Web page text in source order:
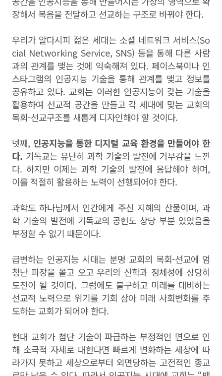
장해서 복음을 전달하고 선교하는 구조로 바꿔야 한다.
우리가 알다시피 젊은 세대는 소셜 네트워크 서비스(So
cial Networking Service, SNS) 등을 통해 다른 사람
과의 관계를 맺는 것에 익숙해져 있다. 페이스북이나 인
스타그램의 인공지능 기술을 통해 관계를 맺고 정보를
공유하고 있다. 교회는 이러한 인공지능이 갖는 기술을
활용하여 선교적 공간을 만들고 각 세대에 맞는 교회의
목회-선교구조를 새롭게 디자인해야 할 것이다.
넷째, 인공지능을 통한 디지털 교육 환경을 만들어야 한
다. 기독교는 유난히 과학 기술의 발전에 거부감을 느낀
다. 하지만 이제는 과학 기술의 발전에 응답해야 하며,
이를 적절히 활용하는 노력이 선행되어야 한다.
과학도 하나님께서 인간에게 주신 지혜의 산물이며, 과
학 기술의 발전에 기독교의 공헌도 상당 부분 있었음을
부정할 수 없기 때문이다.
급변하는 인공지능 시대는 분명 교회의 목회-선교에 엄
청난 파장을 몰고 오고 우리의 신학과 정체성에 상당히
도전이 될 것이다. 그럼에도 불구하고 미래를 대비하는
선교적 노력으로 위기를 기회 삼아 미래 사회변화를 주
도하는 교회가 되어야 한다.
현대 교회가 첨단 기술이 파급하는 부정적인 면으로 인
해 소극적 자세로 대한다면 빠르게 변화하는 세상에 따
라가지 못하고 세상으로부터 외면당하는 고전적인 종교